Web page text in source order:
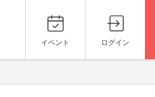
イベント ログイン